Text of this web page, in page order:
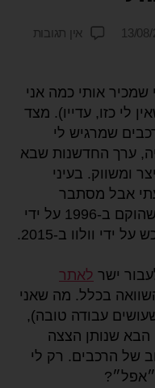
13/ אין תגובות
שמכיר אותי כמה אני
לי כזו, עדייו). מצד
שמרגיש לי
ערך החדשנות שבא
ומשווק. בעיני
אבל מסתבר
שפולסטר היא מותג רכב שוודי, שהוקם ב-1996 על ידי
ישר לאתר
בכלל. מה שאני
עבודה טובה),
הבא שנותן הצצה
של הרכבים. רק לי